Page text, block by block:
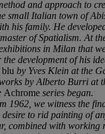
and approach to
small Italian town of
his family. He
of Spatialism. At
in Milan that
development of his
blu by Yves Klein at the
by Alberto Burri at
Achrome series began.
1962, we witness the
desire to rid painting of
combined with working